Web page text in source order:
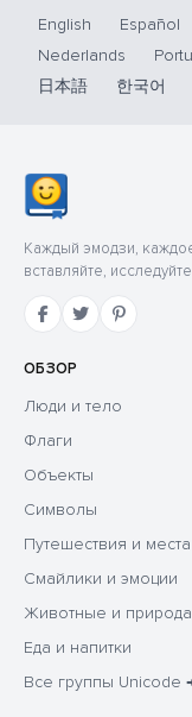
English Español
Nederlands
日本語
한국어
Каждый эмодзи,
вставляйте,
ОБЗОР
Люди и тело
Флаги
Объекты
Символы
Путешествия и места
Смайлики и эмоции
Животные и природа
Еда и напитки
Все группы Unicode